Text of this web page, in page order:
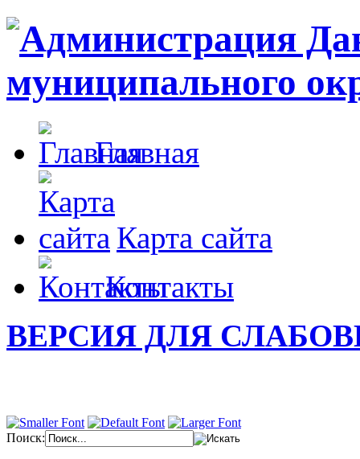
Главная
Карта сайта
Контакты
ВЕРСИЯ ДЛЯ
Поиск: